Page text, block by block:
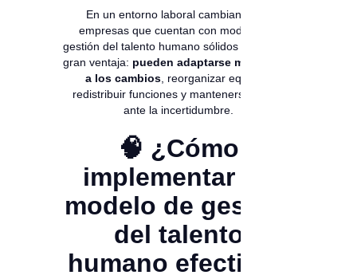
En un entorno laboral cambiante, las
empresas que cuentan con modelos de
gestión del talento humano sólidos tienen una
gran ventaja: pueden adaptarse más rápido
a los cambios , reorganizar equipos,
redistribuir funciones y mantenerse firmes
ante la incertidumbre.
🧠 ¿Cómo
implementar un
modelo de gestión
del talento
humano efectivo?